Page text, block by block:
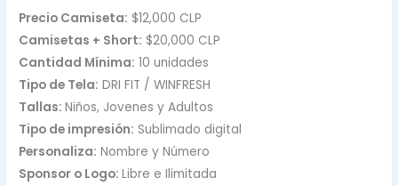
Precio Camiseta: $12,000 CLP
Camisetas + Short: $20,000 CLP
Cantidad Mínima: 10 unidades
Tipo de Tela: DRI FIT / WINFRESH
Tallas:Niños, Jovenes y Adultos
Tipo de impresión: Sublimado digital
Personaliza: Nombre y Número
Sponsor o Logo:Libre e Ilimitada